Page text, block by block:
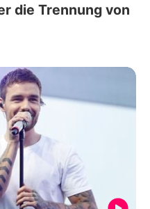
die Trennung von